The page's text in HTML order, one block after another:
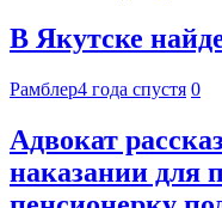
В Якутске
Рамблер4 года спустя 0
Адвокат
наказании для